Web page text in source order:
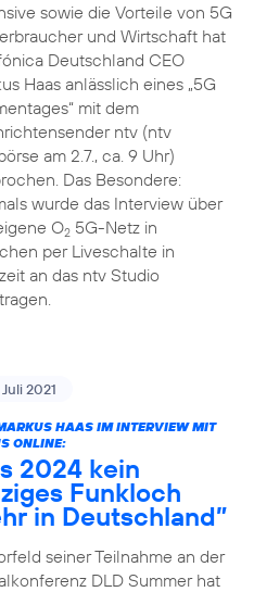
sowie die Vorteile von 5G
und Wirtschaft hat
Deutschland CEO
Haas anlässlich eines „5G
mit dem
ntv (ntv
am 2.7., ca. 9 Uhr)
Das Besondere:
wurde das Interview über
O25G-Netz in
per Liveschalte in
an das ntv Studio
2021
HAAS IM INTERVIEW MIT
ONLINE:
2024 kein
Funkloch
in Deutschland”
seiner Teilnahme an der
DLD Summer hat